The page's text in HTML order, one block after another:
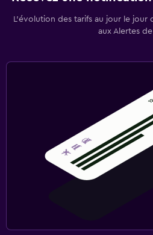
L’évolution des tarifs au jour le
aux Alertes